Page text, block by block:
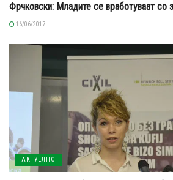
Фрчковски: Младите се вработуваат со
16/06/2017
АКТУЕЛНО